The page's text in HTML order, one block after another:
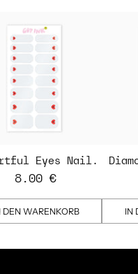
Eyes Nail
- transparent
8.00 €
DEN WARENKORB IN